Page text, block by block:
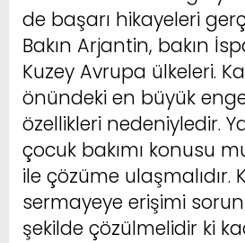
de başarı hikayeleri
Bakın Arjantin, bakın
Kuzey Avrupa ülkeleri.
önündeki en büyük
özellikleri nedeniyledir.
çocuk bakımı konusu
ile çözüme ulaşmalıdır.
sermayeye erişimi
şekilde çözülmelidir ki